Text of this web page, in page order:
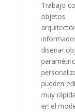
Trabajo
objetos
diseñar
pueden
muy
en el